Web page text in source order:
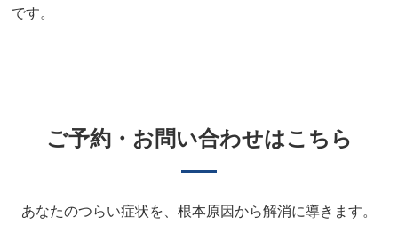
です。
ご予約・お問い合わせはこちら
あなたのつらい症状を、根本原因から解消に導きます。